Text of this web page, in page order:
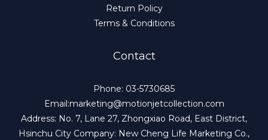
Return Policy
Terms & Conditions
Contact
Phone: 03-5730685
Email:marketing@motionjetcollection.com
Address: No. 7, Lane 27, Zhongxiao Road, East District,
Hsinchu City Company: New Cheng Life Marketing Co.,